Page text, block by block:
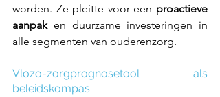
worden. Ze pleitte voor een proactieve
aanpak en duurzame investeringen in
alle segmenten van ouderenzorg.
Vlozo-zorgprognosetool als
beleidskompas